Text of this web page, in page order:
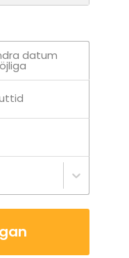
datum